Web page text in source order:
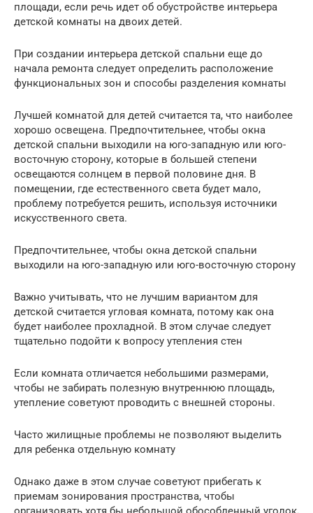
площади, если речь идет об обустройстве интерьера
детской комнаты на двоих детей.
При создании интерьера детской спальни еще до
начала ремонта следует определить расположение
функциональных зон и способы разделения комнаты
Лучшей комнатой для детей считается та, что наиболее
хорошо освещена. Предпочтительнее, чтобы окна
детской спальни выходили на юго-западную или юго-
восточную сторону, которые в большей степени
освещаются солнцем в первой половине дня. В
помещении, где естественного света будет мало,
проблему потребуется решить, используя источники
искусственного света.
Предпочтительнее, чтобы окна детской спальни
выходили на юго-западную или юго-восточную сторону
Важно учитывать, что не лучшим вариантом для
детской считается угловая комната, потому как она
будет наиболее прохладной. В этом случае следует
тщательно подойти к вопросу утепления стен
Если комната отличается небольшими размерами,
чтобы не забирать полезную внутреннюю площадь,
утепление советуют проводить с внешней стороны.
Часто жилищные проблемы не позволяют выделить
для ребенка отдельную комнату
Однако даже в этом случае советуют прибегать к
приемам зонирования пространства, чтобы